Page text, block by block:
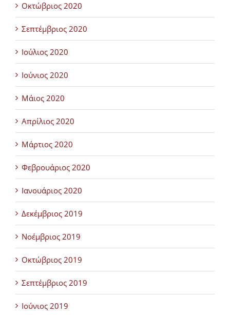
Οκτώβριος 2020
Σεπτέμβριος 2020
Ιούλιος 2020
Ιούνιος 2020
Μάιος 2020
Απρίλιος 2020
Μάρτιος 2020
Φεβρουάριος 2020
Ιανουάριος 2020
Δεκέμβριος 2019
Νοέμβριος 2019
Οκτώβριος 2019
Σεπτέμβριος 2019
Ιούνιος 2019